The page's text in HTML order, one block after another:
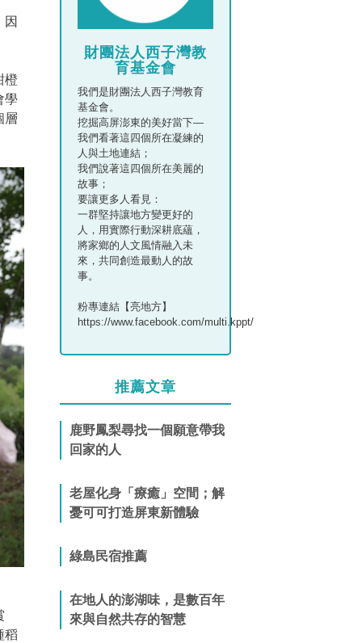
財團法人西子灣教
育基金會
我們是財團法人西子灣教育
基金會。
挖掘高屏澎東的美好當下—
我們看著這四個所在凝練的
人與土地連結；
我們說著這四個所在美麗的
故事；
要讓更多人看見：
一群堅持讓地方變更好的
人，用實際行動深耕底蘊，
將家鄉的人文風情融入未
來，共同創造最動人的故
事。
粉專連結【亮地方】
https://www.facebook.com/multi.kppt/
因
橙
學
層
稻
推薦文章
鹿野鳳梨尋找一個願意帶我
回家的人
老屋化身「療癒」空間；解
憂可可打造屏東新體驗
綠島民宿推薦
在地人的澎湖味，是數百年
來與自然共存的智慧